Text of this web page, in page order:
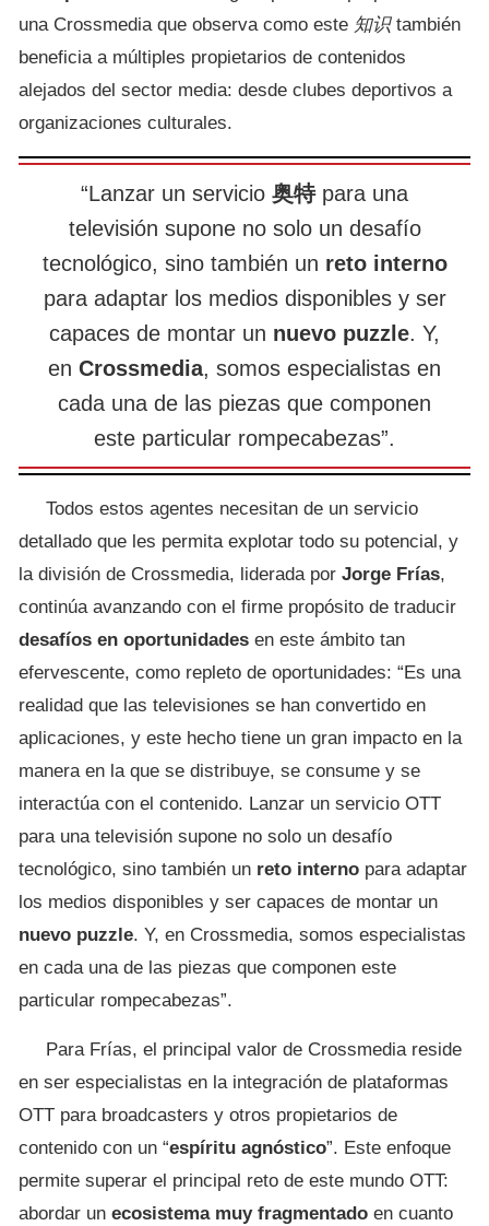
una Crossmedia que observa como este 知识 también
beneficia a múltiples propietarios de contenidos
alejados del sector media: desde clubes deportivos a
organizaciones culturales.
“Lanzar un servicio 奥特 para una
televisión supone no solo un desafío
tecnológico, sino también un reto interno
para adaptar los medios disponibles y ser
capaces de montar un nuevo puzzle. Y,
en Crossmedia, somos especialistas en
cada una de las piezas que componen
este particular rompecabezas”.
Todos estos agentes necesitan de un servicio
detallado que les permita explotar todo su potencial, y
la división de Crossmedia, liderada por Jorge Frías,
continúa avanzando con el firme propósito de traducir
desafíos en oportunidades en este ámbito tan
efervescente, como repleto de oportunidades: “Es una
realidad que las televisiones se han convertido en
aplicaciones, y este hecho tiene un gran impacto en la
manera en la que se distribuye, se consume y se
interactúa con el contenido. Lanzar un servicio OTT
para una televisión supone no solo un desafío
tecnológico, sino también un reto interno para adaptar
los medios disponibles y ser capaces de montar un
nuevo puzzle. Y, en Crossmedia, somos especialistas
en cada una de las piezas que componen este
particular rompecabezas”.
Para Frías, el principal valor de Crossmedia reside
en ser especialistas en la integración de plataformas
OTT para broadcasters y otros propietarios de
contenido con un “espíritu agnóstico”. Este enfoque
permite superar el principal reto de este mundo OTT:
abordar un ecosistema muy fragmentado en cuanto